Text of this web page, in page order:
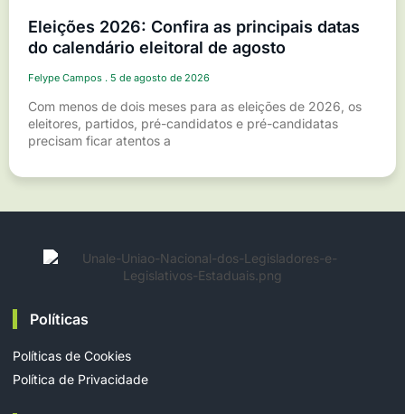
Eleições 2026: Confira as principais datas
do calendário eleitoral de agosto
Felype Campos 5 de agosto de 2026
Com menos de dois meses para as eleições de 2026, os
eleitores, partidos, pré-candidatos e pré-candidatas
precisam ficar atentos a
Políticas
Políticas de Cookies
Política de Privacidade